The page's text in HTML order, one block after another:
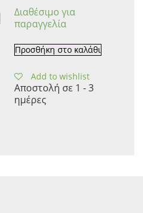
Διαθέσιμο για
παραγγελία
Προσθήκη στο καλάθι
Add to wishlist
Αποστολή σε 1 - 3
ημέρες